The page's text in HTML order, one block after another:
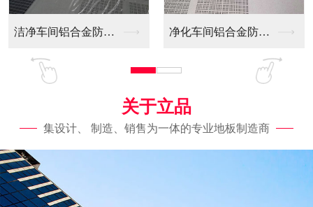
净化车间铝合金防静电... 全铝防静电地板
关于立品
集设计、 制造、销售为一体的专业地板制造商